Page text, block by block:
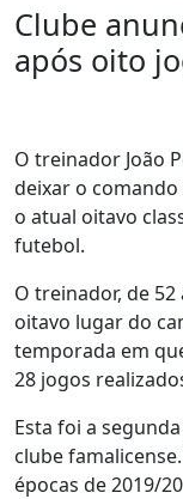
Clube
após oito
O treinador João
deixar o
o atual oitavo
futebol.
O treinador, de
oitavo lugar do
temporada em
28 jogos
Esta foi a
clube
épocas de 2019/